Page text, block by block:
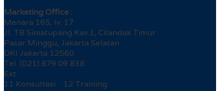
Marketing Office :
Menara 165, lv. 17
Jl. TB Simatupang Kav.1, Cilandak Timur
Pasar Minggu, Jakarta Selatan
DKI Jakarta 12560
Tel. (021) 879 09 838
Ext.
11 Konsultasi 12 Training